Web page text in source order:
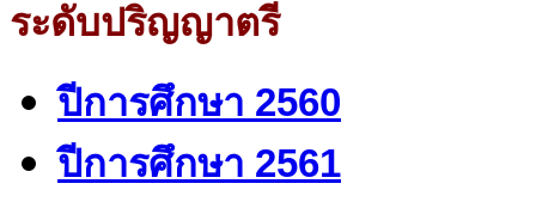
ระดับปริญญาตรี
ปีการศึกษา 2560
ปีการศึกษา 2561